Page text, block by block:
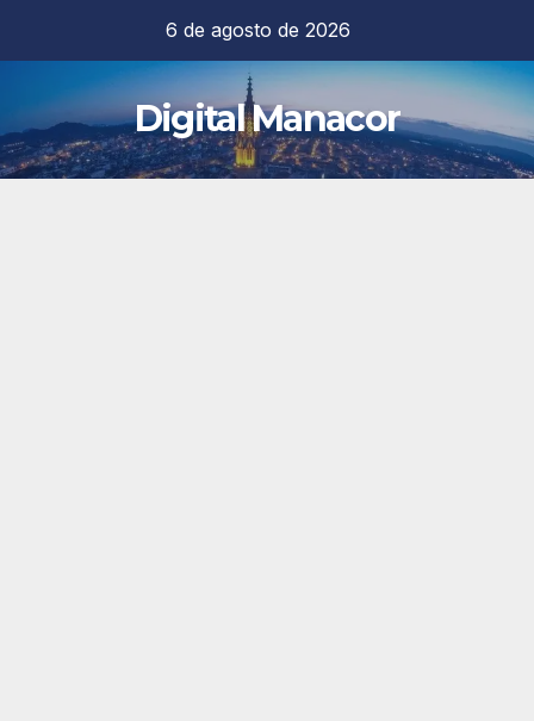
contenido
6 de agosto de 2026
Digital Manacor